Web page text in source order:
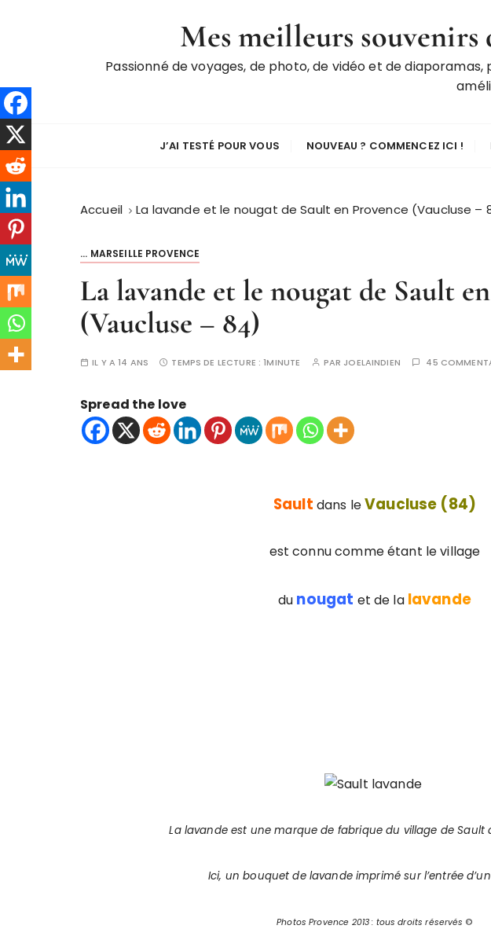
e
r
a
u
c
o
n
e
n
Mes meilleurs souvenirs
Passionné de voyages, de photo, de vidéo et de
J’AI TESTÉ POUR VOUS NOUVEAU ? COMMENCEZ ICI !
Accueil La lavande et le nougat de Sault en Provence (Vaucluse –
... MARSEILLE PROVENCE
La lavande et le nougat de Sault
(Vaucluse – 84)
IL Y A 14 ANS TEMPS DE LECTURE :1MINUTE PAR JOELAINDIEN 45
Spread the love
Sault dans leVaucluse (84)
est connu comme étant le village
du nougat et de la lavande
La lavande est une marque de fabrique du village de Sault
Ici, un bouquet de lavande imprimé sur l’entrée
Photos Provence 2013 : tous droits réservés ©